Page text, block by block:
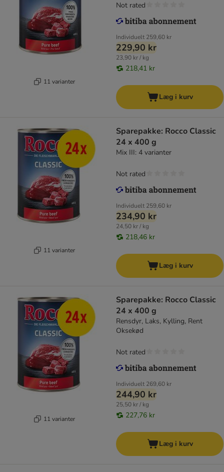
11 varianter
Individuelt 259,60 kr
229,90 kr
23,90 kr / kg
218,41 kr
Not rated
Læg i kurv
11 varianter
Sparepakke: Rocco Classic
24 x 400 g
Mix III: 4 varianter
Individuelt 259,60 kr
234,90 kr
24,50 kr / kg
218,46 kr
Not rated
Læg i kurv
11 varianter
Sparepakke: Rocco Classic
24 x 400 g
Rensdyr, Laks, Kylling, Rent
Oksekød
Individuelt 269,60 kr
244,90 kr
25,50 kr / kg
227,76 kr
Not rated
Læg i kurv